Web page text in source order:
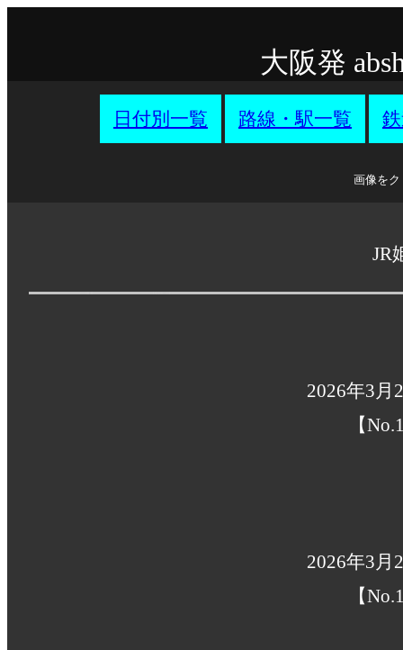
大阪発
日付別一覧 路線・駅一覧
画像を
JR
2026年3月
【
2026年3月
【